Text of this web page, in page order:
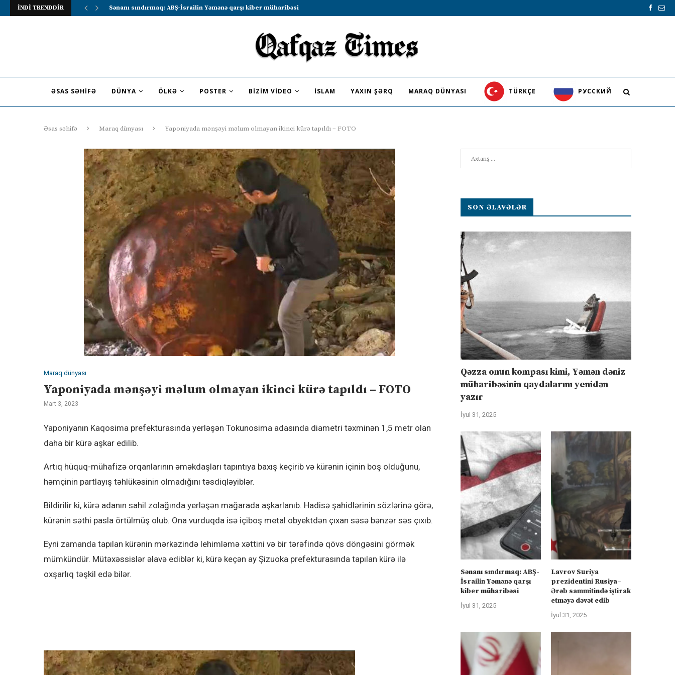
İNDİ TRENDDİR Lavrov Suriya prezidentini Rusiya–Ərəb sammitində iştirak etməyə dəvət...
ƏSAS SƏHIFƏ DÜNYA ÖLKƏ POSTER BIZIM VIDEO İSLAM YAXIN ŞƏRQ MARAQ DÜNYASI TÜRKÇE PУССКИЙ
Əsas səhifə Maraq dünyası Yaponiyada mənşəyi məlum olmayan ikinci kürə tapıldı – FOTO
Maraq dünyası
Yaponiyada mənşəyi məlum olmayan ikinci kürə tapıldı – FOTO
Mart 3, 2023
Yaponiyanın Kaqosima prefekturasında yerləşən Tokunosima adasında diametri təxminən 1,5 metr olan
daha bir kürə aşkar edilib.
Artıq hüquq-mühafizə orqanlarının əməkdaşları tapıntıya baxış keçirib və kürənin içinin boş olduğunu,
həmçinin partlayış təhlükəsinin olmadığını təsdiqləyiblər.
Bildirilir ki, kürə adanın sahil zolağında yerləşən mağarada aşkarlanıb. Hadisə şahidlərinin sözlərinə görə,
kürənin səthi pasla örtülmüş olub. Ona vurduqda isə içiboş metal obyektdən çıxan səsə bənzər səs çıxıb.
Eyni zamanda tapılan kürənin mərkəzində lehimləmə xəttini və bir tərəfində qövs döngəsini görmək
mümkündür. Mütəxəssislər əlavə ediblər ki, kürə keçən ay Şizuoka prefekturasında tapılan kürə ilə
oxşarlıq təşkil edə bilər.
SON ƏLAVƏLƏR
Qəzza onun kompası kimi, Yəmən dəniz
müharibəsinin qaydalarını yenidən
yazır
İyul 31, 2025
Sənanı sındırmaq: ABŞ-
İsrailin Yəmənə qarşı
kiber müharibəsi
İyul 31, 2025
Lavrov Suriya
prezidentini Rusiya–
Ərəb sammitində iştirak
etməyə dəvət edib
İyul 31, 2025